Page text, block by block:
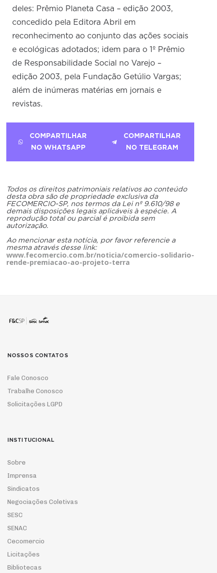
deles: Prêmio Planeta Casa – edição 2003,
concedido pela Editora Abril em
reconhecimento ao conjunto das ações sociais
e ecológicas adotados; idem para o 1º Prêmio
de Responsabilidade Social no Varejo –
edição 2003, pela Fundação Getúlio Vargas;
além de inúmeras matérias em jornais e
revistas.
COMPARTILHAR
NO WHATSAPP
COMPARTILHAR
NO TELEGRAM
Todos os direitos patrimoniais relativos ao conteúdo
desta obra são de propriedade exclusiva da
FECOMERCIO-SP, nos termos da Lei nº 9.610/98 e
demais disposições legais aplicáveis à espécie. A
reprodução total ou parcial é proibida sem
autorização.
Ao mencionar esta notícia, por favor referencie a
mesma através desse link:
www.fecomercio.com.br/noticia/comercio-solidario-
rende-premiacao-ao-projeto-terra
NOSSOS CONTATOS
Fale Conosco
Trabalhe Conosco
Solicitações LGPD
INSTITUCIONAL
Sobre
Imprensa
Sindicatos
Negociações Coletivas
SESC
SENAC
Cecomercio
Licitações
Bibliotecas